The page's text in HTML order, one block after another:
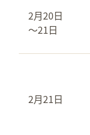
2月20日
～21日
2月21日